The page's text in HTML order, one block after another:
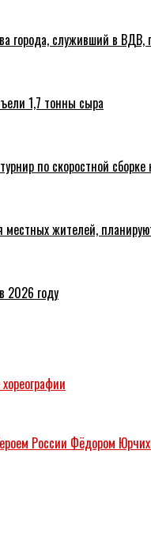
города, служивший в
1,7 тонны сыра
по скоростной сборке
жителей,
2026 году
России Фёдором